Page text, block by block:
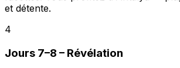
et détente.
4
Jours 7–8 – Révélation